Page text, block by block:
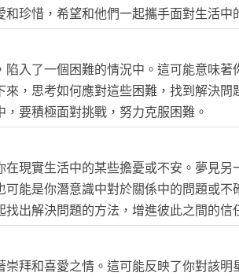
珍惜，希望和他們一起攜手面對生活中
入了一個困難的情況中。這可能意味
，思考如何應對這些困難，找到解決
要積極面對挑戰，努力克服困難。
現實生活中的某些擔憂或不安。夢見
能是你潛意識中對於關係中的問題或
出解決問題的方法，增進彼此之間的信
拜和喜愛之情。這可能反映了你對該